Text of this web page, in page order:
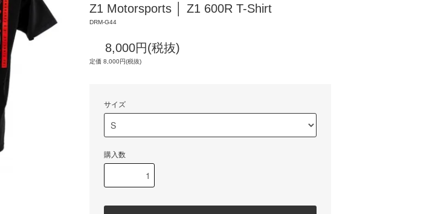
Z1 Motorsports │ Z1 600R T-Shirt
DRM-G44
8,000円(税抜)
定価 8,000円(税抜)
サイズ
購入数